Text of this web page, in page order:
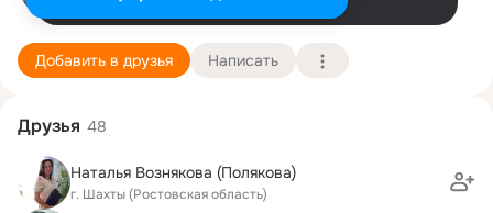
Подробнее
Добавить в друзья Написать
Друзья 48
Наталья Вознякова (Полякова)
г. Шахты (Ростовская область)